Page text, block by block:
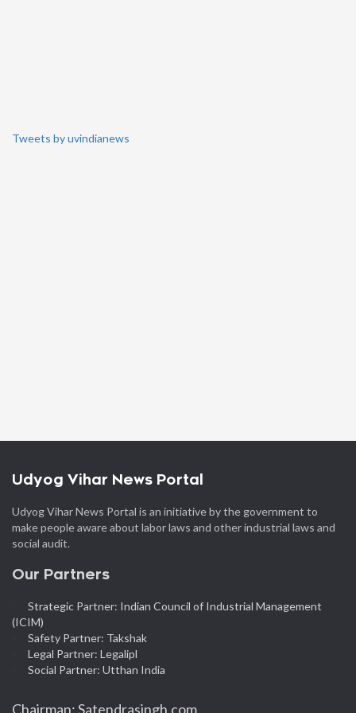
Tweets by uvindianews
Udyog Vihar News Portal
Udyog Vihar News Portal is an initiative by the government to
make people aware about labor laws and other industrial laws and
social audit.
Our Partners
Strategic Partner: Indian Council of Industrial Management
(ICIM)
Safety Partner: Takshak
Legal Partner: Legalipl
Social Partner: Utthan India
Chairman: Satendrasingh.com